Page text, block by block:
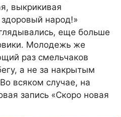
выкрикивая
народ!»
еще больше
Молодежь же
раз смельчаков
а не за накрытым
всяком случае, на
запись «Скоро новая